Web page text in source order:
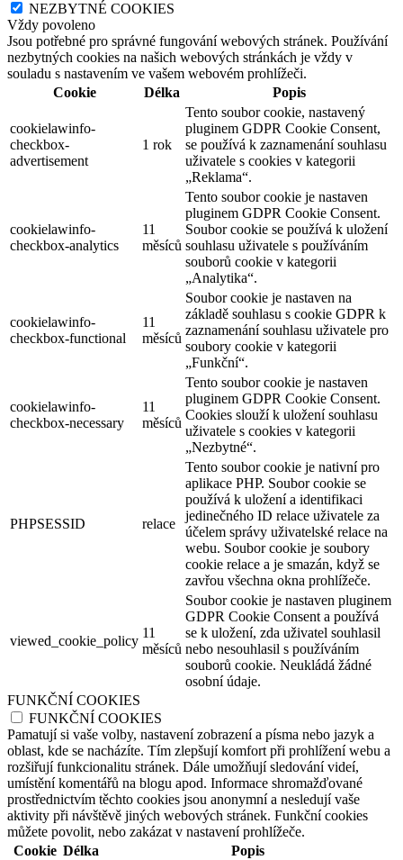
NEZBYTNÉ COOKIES
Vždy povoleno
Jsou potřebné pro správné fungování webových stránek. Používání
nezbytných cookies na našich webových stránkách je vždy v
souladu s nastavením ve vašem webovém prohlížeči.
Cookie
Délka Popis
cookielawinfo-
checkbox-
advertisement
1 rok
Tento soubor cookie, nastavený
pluginem GDPR Cookie Consent,
se používá k zaznamenání souhlasu
uživatele s cookies v kategorii
„Reklama“.
cookielawinfo-
checkbox-analytics
11
měsíců
Tento soubor cookie je nastaven
pluginem GDPR Cookie Consent.
Soubor cookie se používá k uložení
souhlasu uživatele s používáním
souborů cookie v kategorii
„Analytika“.
cookielawinfo-
checkbox-functional
11
měsíců
Soubor cookie je nastaven na
základě souhlasu s cookie GDPR k
zaznamenání souhlasu uživatele pro
soubory cookie v kategorii
„Funkční“.
cookielawinfo-
checkbox-necessary
11
měsíců
Tento soubor cookie je nastaven
pluginem GDPR Cookie Consent.
Cookies slouží k uložení souhlasu
uživatele s cookies v kategorii
„Nezbytné“.
PHPSESSID relace
Tento soubor cookie je nativní pro
aplikace PHP. Soubor cookie se
používá k uložení a identifikaci
jedinečného ID relace uživatele za
účelem správy uživatelské relace na
webu. Soubor cookie je soubory
cookie relace a je smazán, když se
zavřou všechna okna prohlížeče.
viewed_cookie_policy
11
měsíců
Soubor cookie je nastaven pluginem
GDPR Cookie Consent a používá
se k uložení, zda uživatel souhlasil
nebo nesouhlasil s používáním
souborů cookie. Neukládá žádné
osobní údaje.
FUNKČNÍ COOKIES
FUNKČNÍ COOKIES
Pamatují si vaše volby, nastavení zobrazení a písma nebo jazyk a
oblast, kde se nacházíte. Tím zlepšují komfort při prohlížení webu a
rozšiřují funkcionalitu stránek. Dále umožňují sledování videí,
umístění komentářů na blogu apod. Informace shromažďované
prostřednictvím těchto cookies jsou anonymní a nesledují vaše
aktivity při návštěvě jiných webových stránek. Funkční cookies
můžete povolit, nebo zakázat v nastavení prohlížeče.
Cookie Délka
Popis